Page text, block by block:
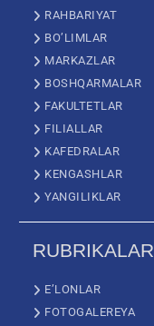
RAHBARIYAT
BO’LIMLAR
MARKAZLAR
BOSHQARMALAR
FAKULTETLAR
FILIALLAR
KAFEDRALAR
KENGASHLAR
YANGILIKLAR
RUBRIKALAR
E’LONLAR
FOTOGALEREYA